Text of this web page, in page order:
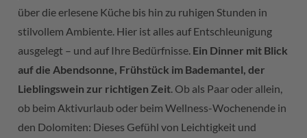
über die erlesene Küche bis hin zu ruhigen Stunden in
stilvollem Ambiente. Hier ist alles auf Entschleunigung
ausgelegt – und auf Ihre Bedürfnisse. Ein Dinner mit Blick
auf die Abendsonne, Frühstück im Bademantel, der
Lieblingswein zur richtigen Zeit . Ob als Paar oder allein,
ob beim Aktivurlaub oder beim Wellness-Wochenende in
den Dolomiten: Dieses Gefühl von Leichtigkeit und